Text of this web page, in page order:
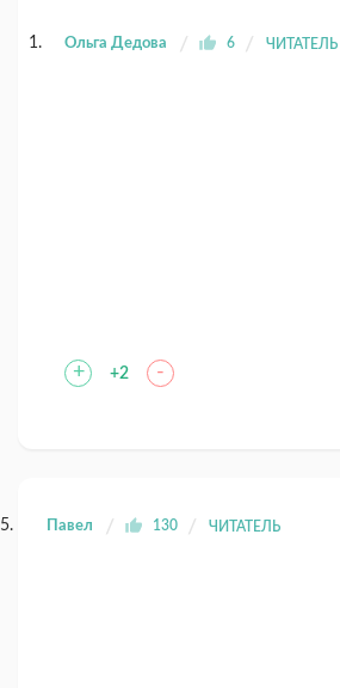
Ольга Дедова 6 ЧИТАТЕЛЬ
+ +2 -
Павел 130 ЧИТАТЕЛЬ